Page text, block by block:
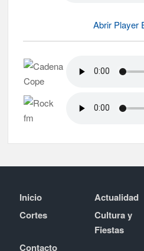
Abrir Player
Inicio Actualidad
Cortes
Cultura y
Fiestas
Contacto